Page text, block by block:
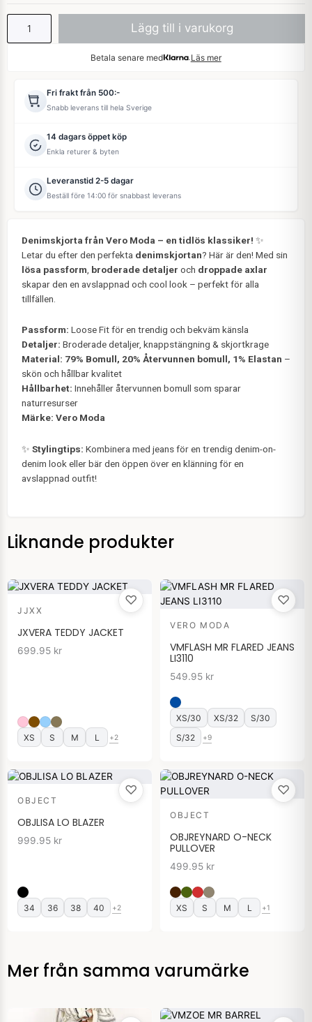
Lägg till i varukorg
Betala senare med Läs mer
Fri frakt från 500:-
Snabb leverans till hela Sverige
14 dagars öppet köp
Enkla returer & byten
Leveranstid 2-5 dagar
Beställ före 14:00 för snabbast leverans
Denimskjorta från Vero Moda – en tidlös klassiker! ✨
Letar du efter den perfekta denimskjortan? Här är den! Med sin
lösa passform broderade detaljer och droppade axlar
skapar den en avslappnad och cool look – perfekt för alla
tillfällen.
Passform: Loose Fit för en trendig och bekväm känsla
Detaljer: Broderade detaljer, knappstängning & skjortkrage
Material: 79% Bomull, 20% Återvunnen bomull, 1% Elastan –
skön och hållbar kvalitet
Hållbarhet: Innehåller återvunnen bomull som sparar
naturresurser
Märke: Vero Moda
✨ Stylingtips: Kombinera med jeans för en trendig denim-on-
denim look eller bär den öppen över en klänning för en
avslappnad outfit!
Liknande produkter
♡
JJXX
JXVERA TEDDY JACKET
699.95 kr
XS S M L +2
♡
VERO MODA
VMFLASH MR FLARED JEANS
LI3110
549.95 kr
XS/30 XS/32
S/30
S/32
+9
♡
OBJECT
OBJLISA LO BLAZER
999.95 kr
34 36 38 40 +2
♡
OBJECT
OBJREYNARD O-NECK
PULLOVER
499.95 kr
XS S M L +1
Mer från samma varumärke